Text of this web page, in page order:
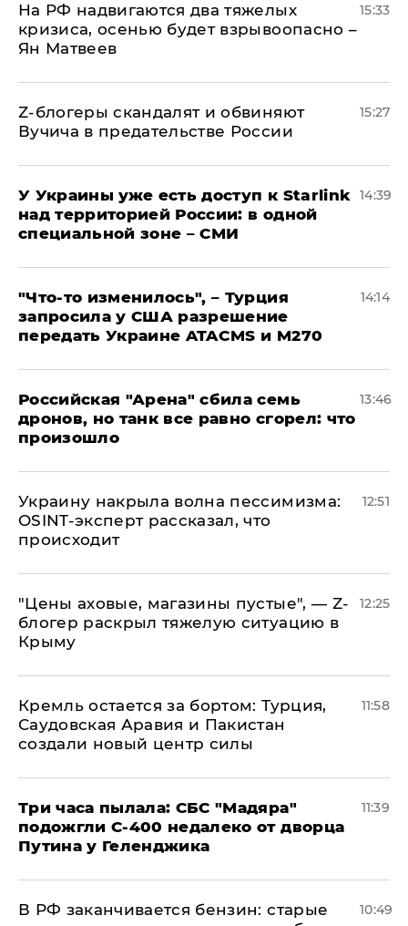
На РФ надвигаются два тяжелых
кризиса, осенью будет взрывоопасно –
Ян Матвеев
15:33
Z-блогеры скандалят и обвиняют
Вучича в предательстве России
15:27
У Украины уже есть доступ к Starlink
над территорией России: в одной
специальной зоне – СМИ
14:39
​"Что-то изменилось", – Турция
запросила у США разрешение
передать Украине ATACMS и M270
14:14
​Российская "Арена" сбила семь
дронов, но танк все равно сгорел: что
произошло
13:46
​Украину накрыла волна пессимизма:
OSINT-эксперт рассказал, что
происходит
12:51
​"Цены аховые, магазины пустые", — Z-
блогер раскрыл тяжелую ситуацию в
Крыму
12:25
​Кремль остается за бортом: Турция,
Саудовская Аравия и Пакистан
создали новый центр силы
11:58
Три часа пылала: СБС "Мадяра"
подожгли С-400 недалеко от дворца
Путина у Геленджика
11:39
​В РФ заканчивается бензин: старые
10:49